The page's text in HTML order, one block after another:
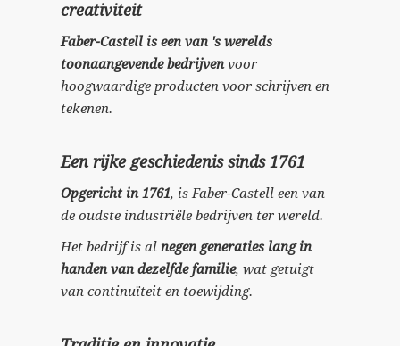
creativiteit
Faber-Castell is een van 's werelds
toonaangevende bedrijvenvoor
hoogwaardige producten voor schrijven en
tekenen.
Een rijke geschiedenis sinds 1761
Opgericht in 1761, is Faber-Castell een van
de oudste industriële bedrijven ter wereld.
Het bedrijf is alnegen generaties lang in
handen van dezelfde familie, wat getuigt
van continuïteit en toewijding.